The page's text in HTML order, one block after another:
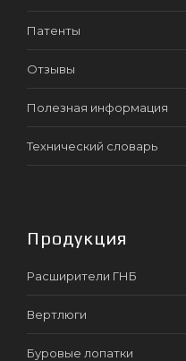
Патенты
Отзывы
Полезная информация
Технический словарь
Продукция
Расширители ГНБ
Вертлюги
Буровые лопатки